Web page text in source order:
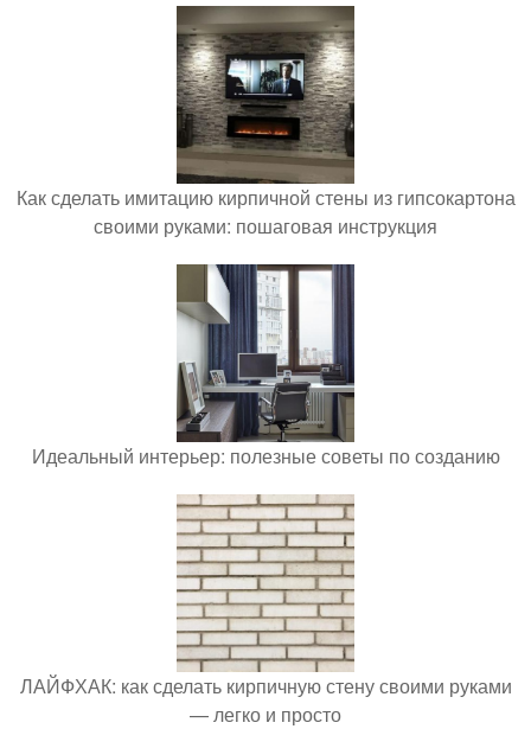
Как сделать имитацию кирпичной стены из гипсокартона
своими руками: пошаговая инструкция
Идеальный интерьер: полезные советы по созданию
ЛАЙФХАК: как сделать кирпичную стену своими руками
— легко и просто